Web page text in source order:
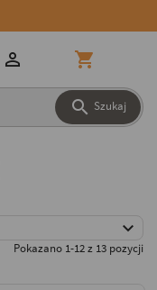
 Szukaj
 

Pokazano 1-12 z 13 pozycji